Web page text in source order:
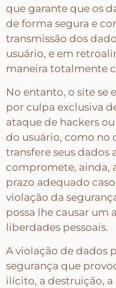
que garante que os
de forma segura e
transmissão dos
usuário, e em
maneira totalmente
No entanto, o site se
por culpa exclusiva
ataque de hackers
do usuário, como no
transfere seus dados
compromete, ainda,
prazo adequado
violação da
possa lhe causar um
liberdades pessoais.
A violação de dados
segurança que
ilícito, a destruição, a